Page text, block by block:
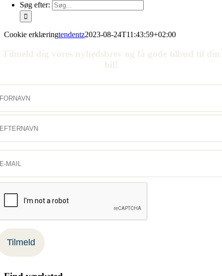
Søg efter:
Cookie erklæringtendentz2023-08-24T11:43:59+02:00
Tilmeld dig vores nyhedsbrev og få gode tilbud til din
bil!